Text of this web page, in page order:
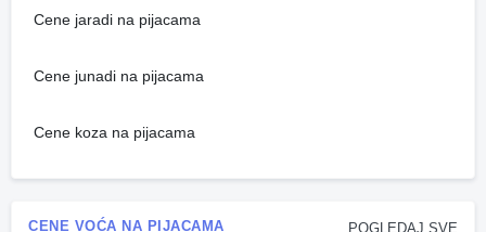
Cene jaradi na pijacama
Cene junadi na pijacama
Cene koza na pijacama
POGLEDAJ SVE
CENE VOĆA NA PIJACAMA